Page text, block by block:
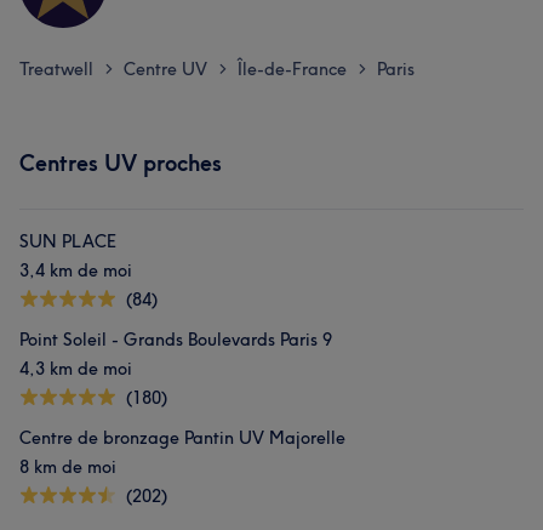
Treatwell > Centre UV > Île-de-France > Paris
Centres UV proches
SUN PLACE
3,4 km de moi
(84)
Point Soleil - Grands Boulevards Paris 9
4,3 km de moi
(180)
Centre de bronzage Pantin UV Majorelle
8 km de moi
(202)